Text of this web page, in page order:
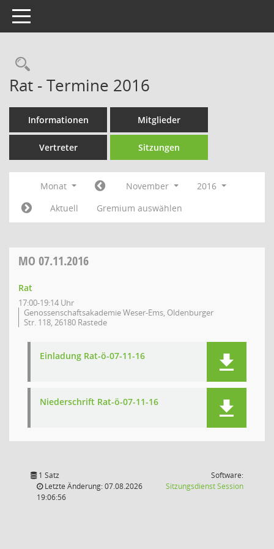
Toggle navigation
Rechercheauswahl
Rat - Termine 2016
Informationen Mitglieder
Vertreter Sitzungen
Monat November
2016
Aktuell
Gremium auswählen
MO 07.11.2016
Rat
17:00-19:14 Uhr
Genossenschaftsakademie Weser-Ems, Oldenburger
Str. 118, 26180 Rastede
Einladung Rat-ö-07-11-16
Niederschrift Rat-ö-07-11-16
1 Satz
Letzte Änderung: 07.08.2026
19:06:56
Software:
SitzungsdienstSession(Wird in